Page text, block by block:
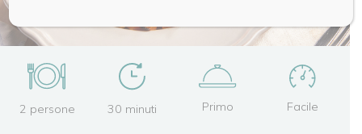
2 persone 30 minuti Primo Facile